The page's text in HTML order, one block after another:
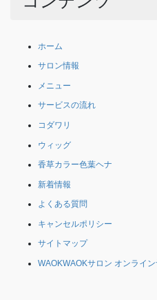
ホーム
サロン情報
メニュー
サービスの流れ
コダワリ
ウィッグ
香草カラー色葉ヘナ
新着情報
よくある質問
キャンセルポリシー
サイトマップ
WAOKWAOKサロン オンライ